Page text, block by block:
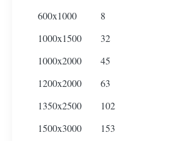
600x1000
8
1000x1500
32
1000x2000
45
1200x2000
63
1350x2500
102
1500x3000
153